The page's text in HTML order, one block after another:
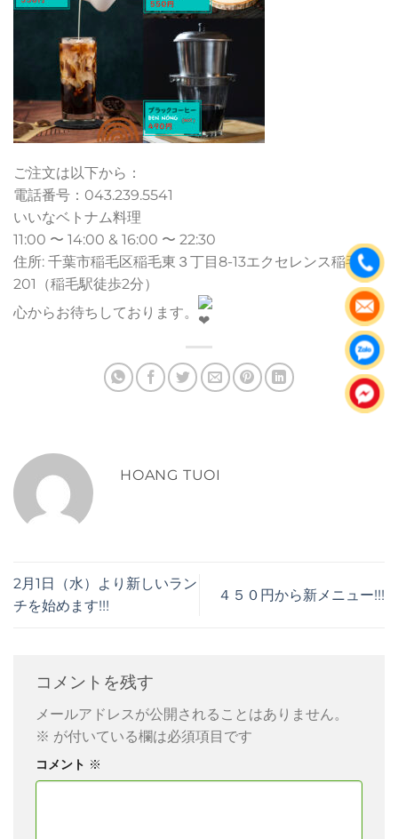
ご注文は以下から：
電話番号：043.239.5541
いいなベトナム料理
11:00 〜 14:00 & 16:00 〜 22:30
住所: 千葉市稲毛区稲毛東３丁目8-13エクセレンス稲毛
201（稲毛駅徒歩2分）
心からお待ちしております。
HOANG TUOI
2月1日（水）より新しいラン
チを始めます!!!
４５０円から新メニュー!!!
コメントを残す
メールアドレスが公開されることはありません。
※ が付いている欄は必須項目です
コメント ※